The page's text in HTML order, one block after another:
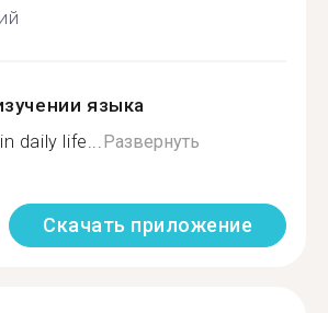
языка
daily life...Развернуть
Скачать приложение